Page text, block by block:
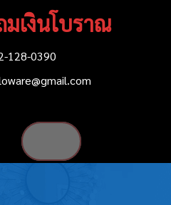
มเงินโบราณ
128-0390